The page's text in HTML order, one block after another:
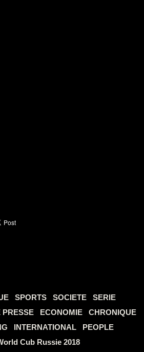
SPORTS SOCIETE
SERIE
PRESSE ECONOMIE
CHRONIQUE
INTERNATIONAL
PEOPLE
Cub Russie 2018